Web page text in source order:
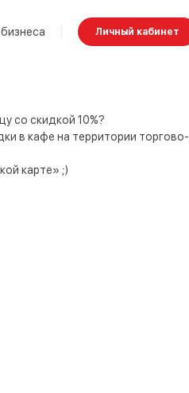
Личный кабинет
со скидкой 10%?
в кафе на территории торгово-
карте» ;)